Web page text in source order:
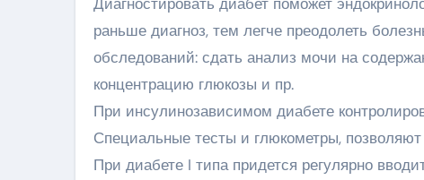
раньше диагноз, тем легче преодолеть
обследований: сдать анализ мочи на
концентрацию глюкозы и пр.
При инсулинозависимом диабете
Специальные тесты и глюкометры,
При диабете I типа придется регулярно